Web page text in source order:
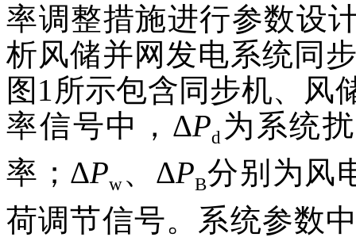
率调整措施进行参数设
析风储并网发电系统同
图1所示包含同步机、风
率信号中，ΔPd 为系统
率；ΔPw、ΔPB分别为风
荷调节信号。系统参数